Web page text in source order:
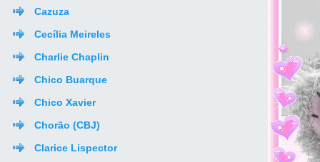
Cazuza
Cecília Meireles
Charlie Chaplin
Chico Buarque
Chico Xavier
Chorão (CBJ)
Clarice Lispector